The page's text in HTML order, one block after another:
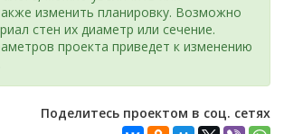
изменить планировку. Возможно
стен их диаметр или сечение.
проекта приведет к изменению
Поделитесь проектом в соц. сетях